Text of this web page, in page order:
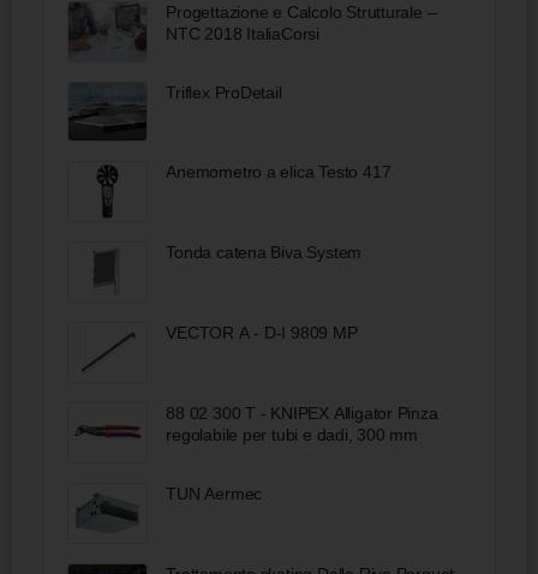
Progettazione e Calcolo Strutturale –
NTC 2018 ItaliaCorsi
Triflex ProDetail
Anemometro a elica Testo 417
Tonda catena Biva System
VECTOR A - D-I 9809 MP
88 02 300 T - KNIPEX Alligator Pinza
regolabile per tubi e dadi, 300 mm
TUN Aermec